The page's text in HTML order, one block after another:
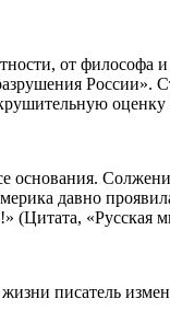
от
России».
оценку
основания.
давно
«Русская
писатель